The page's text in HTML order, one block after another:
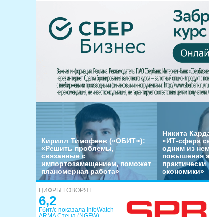
Кирилл Тимофеев («ОБИТ»):
«Решить проблемы,
связанные с
импортозамещением, поможет
планомерная работа»
Никита
«ИТ-сфера
одним из
повышения
экономики»
ЦИФРЫ ГОВОРЯТ
6,2
Гбит/с показала InfoWatch